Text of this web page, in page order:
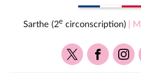
Sarthe (2ecirconscription) |
Voir
la
Voir
la
Voir
la